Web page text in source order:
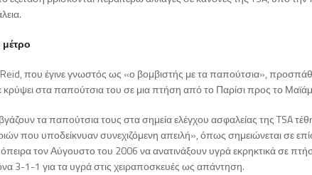
που έγινε γνωστός ως «ο βομβιστής με τα παπούτσια»,
κρύψει στα παπούτσια του σε μια πτήση από το Παρίσι προς το
τα παπούτσια τους στα σημεία ελέγχου ασφαλείας της TSA
που υποδείκνυαν συνεχιζόμενη απειλή», όπως σημειώνεται σε
τον Αύγουστο του 2006 να ανατινάξουν υγρά εκρηκτικά σε
3-1-1 για τα υγρά στις χειραποσκευές ως απάντηση.